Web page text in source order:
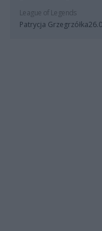
League of Legends
Patrycja Grzegrzółka